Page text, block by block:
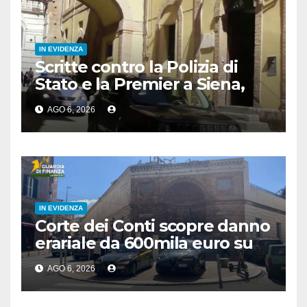
IN EVIDENZA
Scritte contro la Polizia di
Stato e la Premier a Siena,
denunciato 24enne
AGO 6, 2026
IN EVIDENZA
Corte dei Conti scopre danno
erariale da 600mila euro su
depuratori in Calabria
AGO 6, 2026